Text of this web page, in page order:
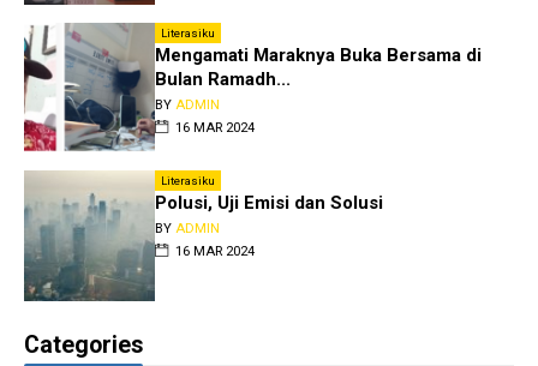
Literasiku
Mengamati Maraknya Buka Bersama di
Bulan Ramadh...
BY ADMIN
16 MAR 2024
Literasiku
Polusi, Uji Emisi dan Solusi
BY ADMIN
16 MAR 2024
Categories